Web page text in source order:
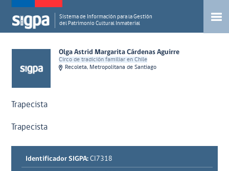
Sistema de Información para la Gestión
del Patrimonio Cultural Inmaterial
Olga Astrid Margarita Cárdenas Aguirre
Circo de tradición familiar en Chile
Recoleta, Metropolitana de Santiago
Trapecista
Trapecista
Identificador SIGPA: CI7318